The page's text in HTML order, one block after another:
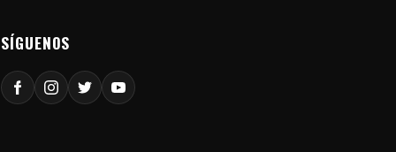
SÍGUENOS